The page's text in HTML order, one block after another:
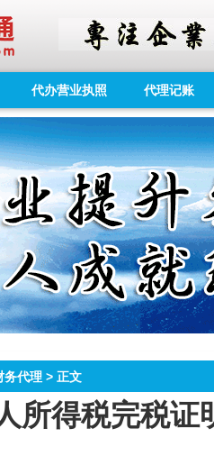
代办营业执照 代理记账
务代理 > 正文
所得税完税证